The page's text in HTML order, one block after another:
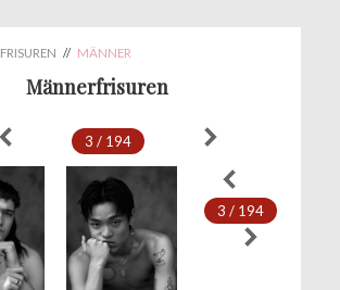
FRISUREN // MÄNNER
Männerfrisuren
3 / 194
3 / 194